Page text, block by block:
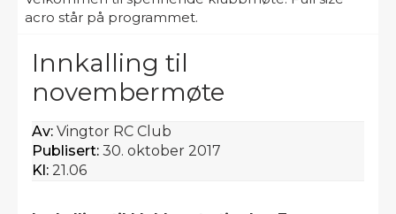
acro står på programmet.
Innkalling til
novembermøte
Av: Vingtor RC Club
Publisert: 30. oktober 2017
Kl: 21.06